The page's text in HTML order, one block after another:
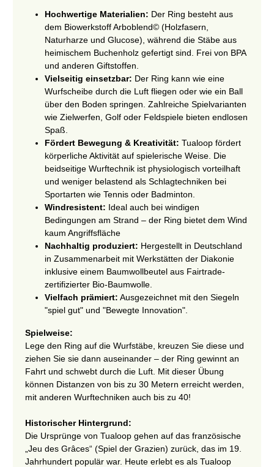
Hochwertige Materialien: Der Ring besteht aus
dem Biowerkstoff Arboblend© (Holzfasern,
Naturharze und Glucose), während die Stäbe aus
heimischem Buchenholz gefertigt sind. Frei von BPA
und anderen Giftstoffen.
Vielseitig einsetzbar: Der Ring kann wie eine
Wurfscheibe durch die Luft fliegen oder wie ein Ball
über den Boden springen. Zahlreiche Spielvarianten
wie Zielwerfen, Golf oder Feldspiele bieten endlosen
Spaß.
Fördert Bewegung & Kreativität: Tualoop fördert
körperliche Aktivität auf spielerische Weise. Die
beidseitige Wurftechnik ist physiologisch vorteilhaft
und weniger belastend als Schlagtechniken bei
Sportarten wie Tennis oder Badminton.
Windresistent: Ideal auch bei windigen
Bedingungen am Strand – der Ring bietet dem Wind
kaum Angriffsfläche
Nachhaltig produziert: Hergestellt in Deutschland
in Zusammenarbeit mit Werkstätten der Diakonie
inklusive einem Baumwollbeutel aus Fairtrade-
zertifizierter Bio-Baumwolle.
Vielfach prämiert: Ausgezeichnet mit den Siegeln
"spiel gut" und "Bewegte Innovation".
Spielweise:
Lege den Ring auf die Wurfstäbe, kreuzen Sie diese und
ziehen Sie sie dann auseinander – der Ring gewinnt an
Fahrt und schwebt durch die Luft. Mit dieser Übung
können Distanzen von bis zu 30 Metern erreicht werden,
mit anderen Wurftechniken auch bis zu 40!
Historischer Hintergrund:
Die Ursprünge von Tualoop gehen auf das französische
„Jeu des Grâces“ (Spiel der Grazien) zurück, das im 19.
Jahrhundert populär war. Heute erlebt es als Tualoop